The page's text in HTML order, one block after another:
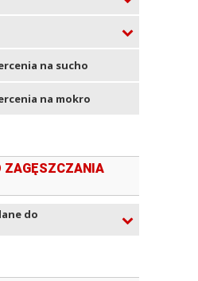
na sucho
na mokro
ZAGĘSZCZANIA
do